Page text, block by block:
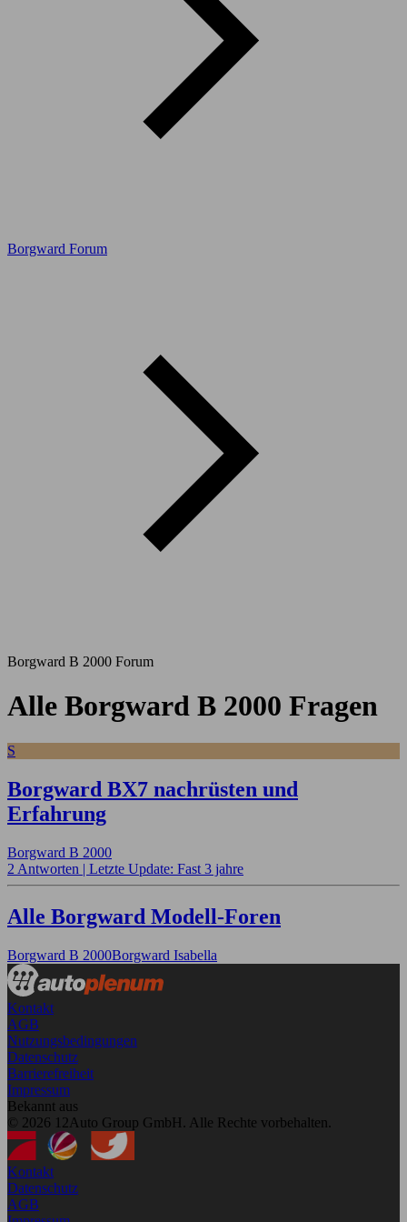
Borgward Forum
Borgward B 2000 Forum
Alle Borgward B 2000 Fragen
S
Borgward BX7 nachrüsten und
Erfahrung
Borgward B 2000
2 Antworten | Letzte Update: Fast 3 jahre
Alle Borgward Modell-Foren
Borgward B 2000Borgward Isabella
Kontakt
AGB
Nutzungsbedingungen
Datenschutz
Barrierefreiheit
Impressum
Bekannt aus
© 2026 12Auto Group GmbH. Alle Rechte vorbehalten.
Kontakt
Datenschutz
AGB